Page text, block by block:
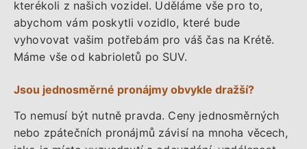
kterékoli z našich vozidel. Uděláme vše pro to,
abychom vám poskytli vozidlo, které bude
vyhovovat vašim potřebám pro váš čas na Krétě.
Máme vše od kabrioletů po SUV.
Jsou jednosměrné pronájmy obvykle dražší?
To nemusí být nutně pravda. Ceny jednosměrných
nebo zpátečních pronájmů závisí na mnoha věcech,